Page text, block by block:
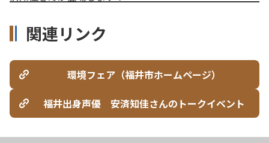
関連リンク
環境フェア（福井市ホームページ）
福井出身声優 安済知佳さんのトークイベント